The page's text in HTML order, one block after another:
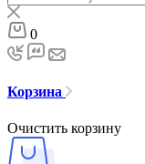
0
Корзина
Очистить корзину